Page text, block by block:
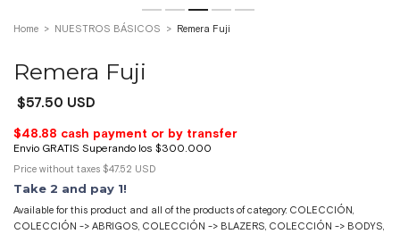
Home > NUESTROS BÁSICOS > Remera Fuji
Remera Fuji
$57.50 USD
Price without taxes $47.52 USD
Take 2 and pay 1!
Available for this product and all of the products of category: COLECCIÓN,
COLECCIÓN -> ABRIGOS, COLECCIÓN -> BLAZERS, COLECCIÓN -> BODYS,